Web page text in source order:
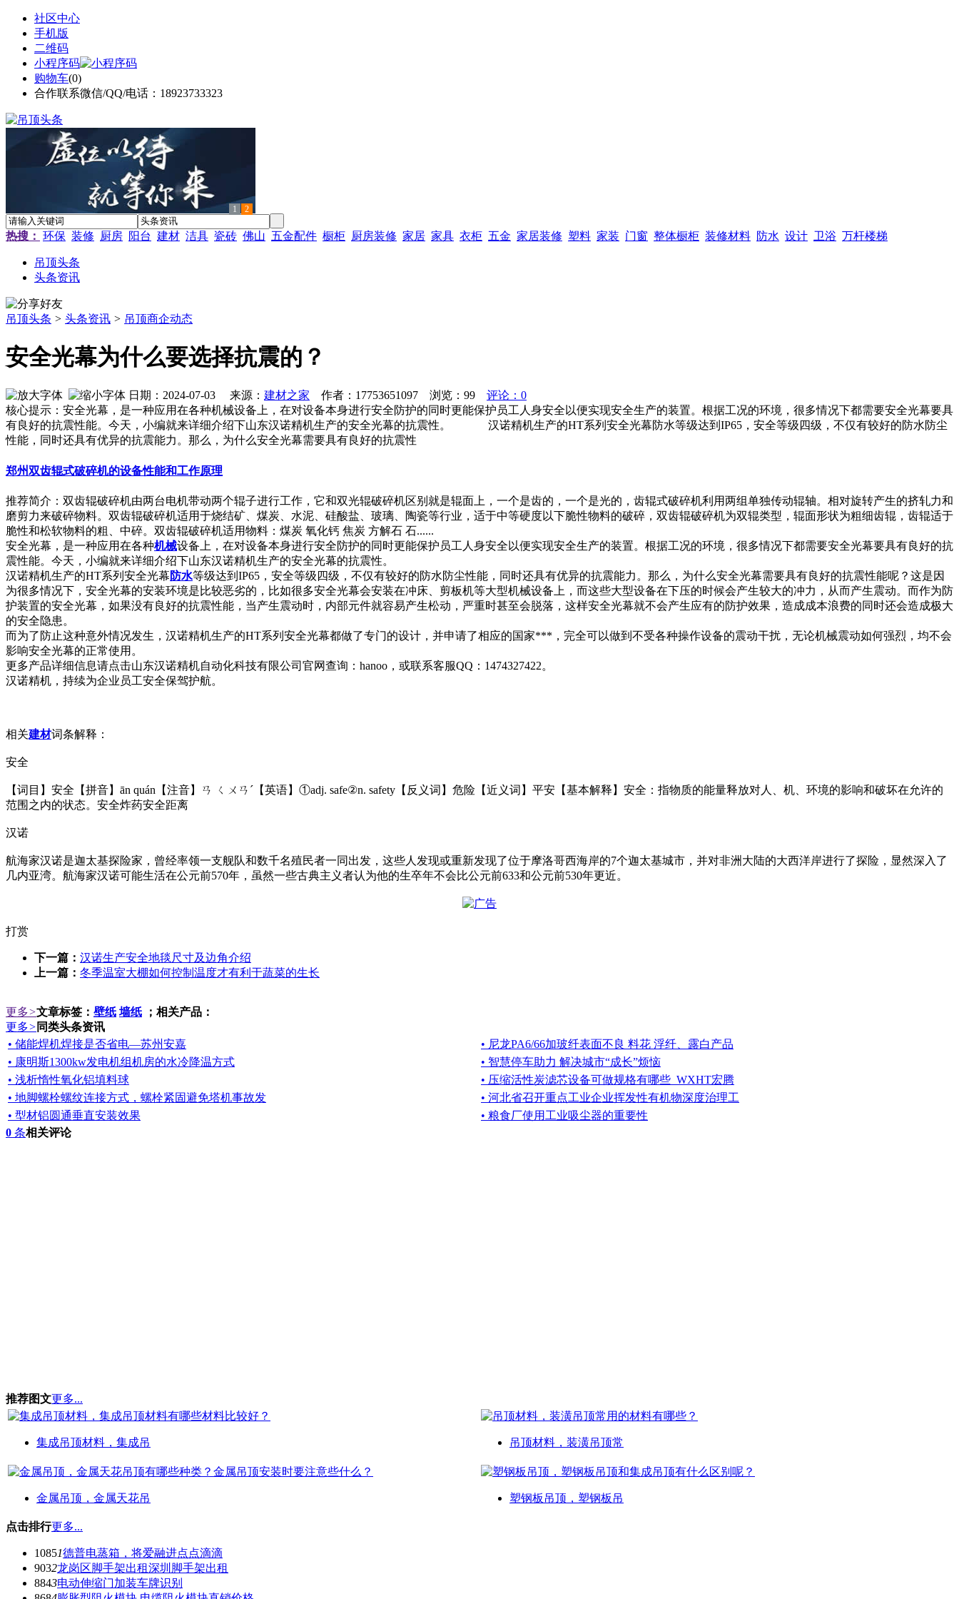
社区中心
手机版
二维码
小程序码
购物车(0)
合作联系微信/QQ/电话：18923733323
1 2
热搜： 环保 装修 厨房 阳台 建材 洁具 瓷砖 佛山 五金配件 橱柜 厨房装修 家居 家具 衣柜 五金 家居装修 塑料 家装 门窗 整体橱柜 装修材料 防水 设计 卫浴 万杆楼梯
吊顶头条
头条资讯
吊顶头条 > 头条资讯 > 吊顶商企动态
安全光幕为什么要选择抗震的？
日期：2024-07-03 来源： 建材之家 作者：17753651097 浏览： 99
评论：0
核心提示：安全光幕，是一种应用在各种机械设备上，在对设备本身进行安全防护的同时更能保护员工人身安全以便实现安全生产的装置。根据工况的环境，很多情况下都需要安全光幕要具
有良好的抗震性能。今天，小编就来详细介绍下山东汉诺精机生产的安全光幕的抗震性。 汉诺精机生产的HT系列安全光幕防水等级达到IP65，安全等级四级，不仅有较好的防水防尘
性能，同时还具有优异的抗震能力。那么，为什么安全光幕需要具有良好的抗震性
郑州双齿辊式破碎机的设备性能和工作原理
推荐简介：双齿辊破碎机由两台电机带动两个辊子进行工作，它和双光辊破碎机区别就是辊面上，一个是齿的，一个是光的，齿辊式破碎机利用两组单独传动辊轴。相对旋转产生的挤轧力和
磨剪力来破碎物料。双齿辊破碎机适用于烧结矿、煤炭、水泥、硅酸盐、玻璃、陶瓷等行业，适于中等硬度以下脆性物料的破碎，双齿辊破碎机为双辊类型，辊面形状为粗细齿辊，齿辊适于
脆性和松软物料的粗、中碎。双齿辊破碎机适用物料：煤炭 氧化钙 焦炭 方解石 石......
安全光幕，是一种应用在各种机械设备上，在对设备本身进行安全防护的同时更能保护员工人身安全以便实现安全生产的装置。根据工况的环境，很多情况下都需要安全光幕要具有良好的抗
震性能。今天，小编就来详细介绍下山东汉诺精机生产的安全光幕的抗震性。
汉诺精机生产的HT系列安全光幕 防水等级达到IP65，安全等级四级，不仅有较好的防水防尘性能，同时还具有优异的抗震能力。那么，为什么安全光幕需要具有良好的抗震性能呢？这是因
为很多情况下，安全光幕的安装环境是比较恶劣的，比如很多安全光幕会安装在冲床、剪板机等大型机械设备上，而这些大型设备在下压的时候会产生较大的冲力，从而产生震动。而作为防
护装置的安全光幕，如果没有良好的抗震性能，当产生震动时，内部元件就容易产生松动，严重时甚至会脱落，这样安全光幕就不会产生应有的防护效果，造成成本浪费的同时还会造成极大
的安全隐患。
而为了防止这种意外情况发生，汉诺精机生产的HT系列安全光幕都做了专门的设计，并申请了相应的国家***，完全可以做到不受各种操作设备的震动干扰，无论机械震动如何强烈，均不会
影响安全光幕的正常使用。
更多产品详细信息请点击山东汉诺精机自动化科技有限公司官网查询：hanoo，或联系客服QQ：1474327422。
汉诺精机，持续为企业员工安全保驾护航。
相关建材词条解释：
安全
【词目】安全【拼音】ān quán【注音】ㄢ ㄑㄨㄢˊ【英语】①adj. safe②n. safety【反义词】危险【近义词】平安【基本解释】安全：指物质的能量释放对人、机、环境的影响和破坏在允许的
范围之内的状态。安全炸药安全距离
汉诺
航海家汉诺是迦太基探险家，曾经率领一支舰队和数千名殖民者一同出发，这些人发现或重新发现了位于摩洛哥西海岸的7个迦太基城市，并对非洲大陆的大西洋岸进行了探险，显然深入了
几内亚湾。航海家汉诺可能生活在公元前570年，虽然一些古典主义者认为他的生卒年不会比公元前633和公元前530年更近。
打赏
下一篇： 汉诺生产安全地毯尺寸及边角介绍
上一篇： 冬季温室大棚如何控制温度才有利于蔬菜的生长
更多>文章标签： 壁纸 墙纸 ；相关产品：
更多> 同类头条资讯
• 储能焊机焊接是否省电—苏州安嘉
• 尼龙PA6/66加玻纤表面不良 料花 浮纤、露白产品
• 康明斯1300kw发电机组机房的水冷降温方式
• 智慧停车助力 解决城市“成长”烦恼
• 浅析惰性氧化铝填料球
• 压缩活性炭滤芯设备可做规格有哪些_WXHT宏腾
• 地脚螺栓螺纹连接方式，螺栓紧固避免塔机事故发
• 河北省召开重点工业企业挥发性有机物深度治理工
• 型材铝圆通垂直安装效果
• 粮食厂使用工业吸尘器的重要性
0 条相关评论
推荐图文更多...
集成吊顶材料，集成吊 吊顶材料，装潢吊顶常
金属吊顶，金属天花吊 塑钢板吊顶，塑钢板吊
点击排行更多...
10851德普电蒸箱，将爱融进点点滴滴
9032龙岗区脚手架出租深圳脚手架出租
8843电动伸缩门加装车牌识别